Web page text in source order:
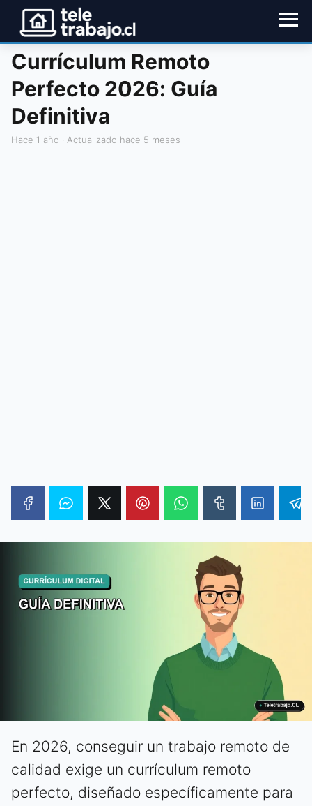
Currículum Remoto
Perfecto 2026: Guía
Definitiva
hace 1 año · Actualizado hace 5 meses
En 2026, conseguir un trabajo remoto de
calidad exige un currículum remoto
perfecto, diseñado específicamente para